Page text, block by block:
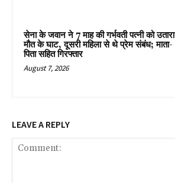
सेना के जवान ने 7 माह की गर्भवती पत्नी को उतारा
मौत के घाट, दूसरी महिला से थे प्रेम संबंध; माता-
पिता सहित गिरफ्तार
August 7, 2026
LEAVE A REPLY